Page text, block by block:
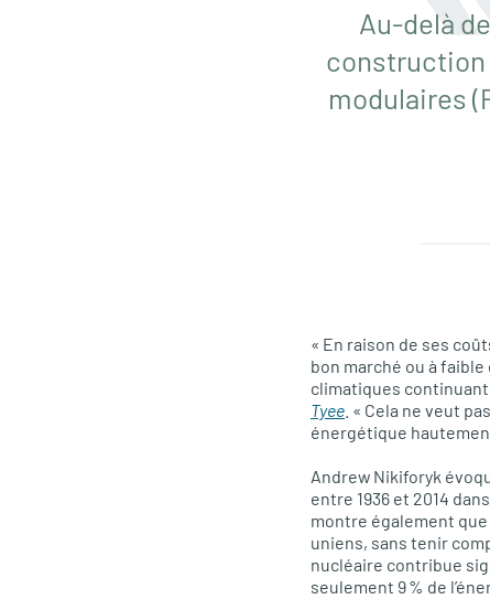
Au-delà
construction
modulaires
« En raison de ses
bon marché ou à
climatiques
Tyee . « Cela ne veut
énergétique
Andrew Nikiforyk
entre 1936 et 2014
montre également
uniens, sans tenir
nucléaire contribue
seulement 9 % de